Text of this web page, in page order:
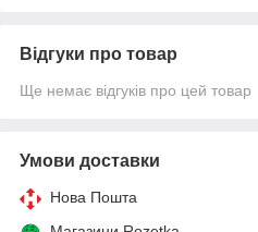
Відгуки про товар
Ще немає відгуків про цей товар
Умови доставки
Нова Пошта